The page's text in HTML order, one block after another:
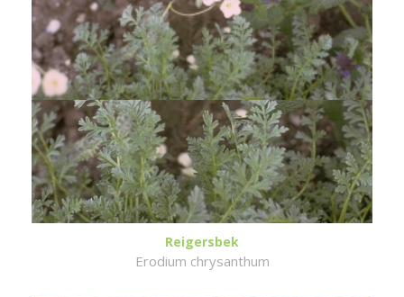
Reigersbek
Erodium chrysanthum